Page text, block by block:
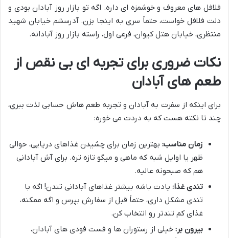
فلافل های معروف و خوشمزه ای داره. اگه تو بازار روز آبادان بودی و
دلت فلافل خواست، حتماً سری به اینجا بزن. آدرسشم خیابان شهید
منتظری، خیابان هتل کیوان، فرعی اول، راسته بازار روز آبادانه.
نکات ضروری برای تجربه ای بی نقص از
طعم های آبادان
برای اینکه از سفرت به آبادان و تجربه طعم هاش حسابی لذت ببری،
چند تا نکته هست که به دردت می خوره:
زمان مناسب: بهترین زمان برای چشیدن غذاهای دریایی، حوالی
ظهر یا اوایل شبه که ماهی و میگو تازه تره. برای آش آبادانی
هم که صبحونه عالیه.
تندی غذا: یادت باشه بیشتر غذاهای آبادانی تندن! اگه با
تندی مشکل داری، حتماً قبل از سفارش بپرس و اگه ممکنه،
غذای کم تندتر رو انتخاب کن.
بیرون بر: خیلی از رستوران ها و فست فودی های آبادان،